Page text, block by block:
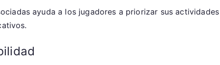
ayuda a los jugadores a priorizar sus